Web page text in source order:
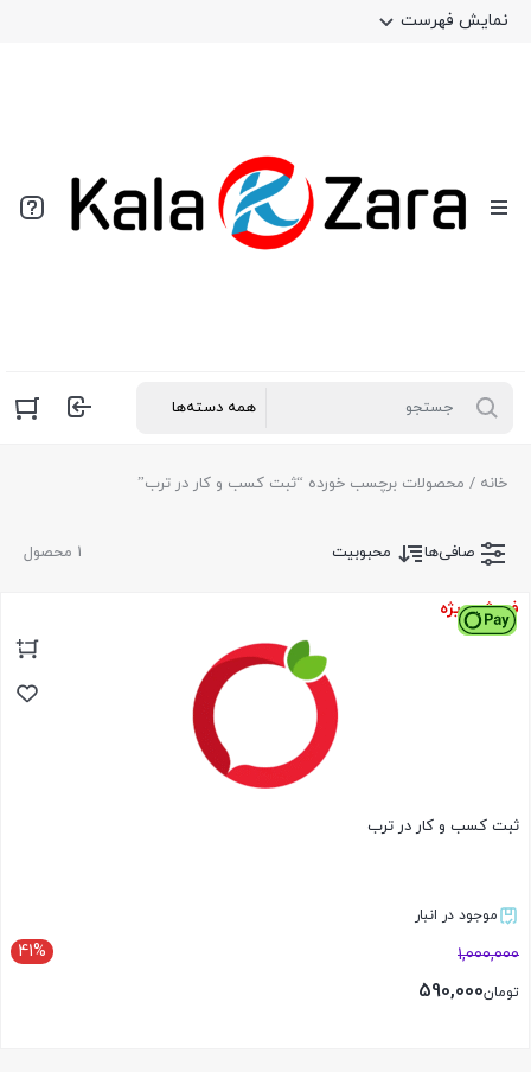
نمایش فهرست
خانه / محصولات برچسب خورده “ثبت کسب و کار در ترب”
1 محصول صافی‌ها محبوبیت
فروش ویژه
ثبت کسب و کار در ترب
موجود در انبار
41% 1,000,000
تومان590,000